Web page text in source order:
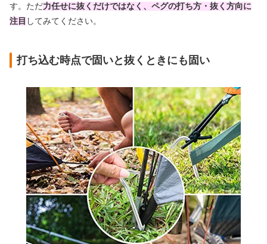
す。ただ力任せに抜くだけではなく、ペグの打ち方・抜く方向に
注目 してみてください。
打ち込む時点で固いと抜くときにも固い